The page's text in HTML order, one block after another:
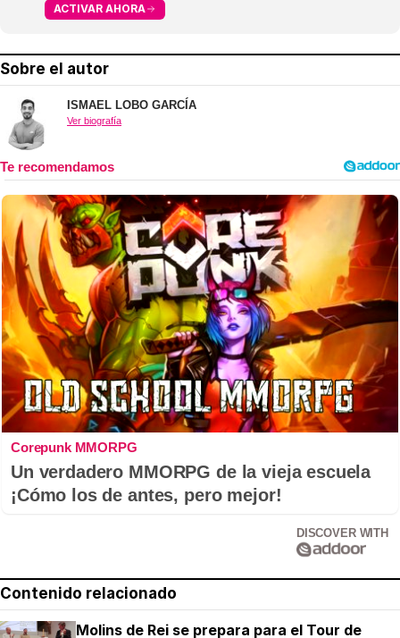
ACTIVAR AHORA
Sobre el autor
ISMAEL LOBO GARCÍA
Ver biografía
Corepunk MMORPG
Un verdadero MMORPG de la vieja escuela
¡Cómo los de antes, pero mejor!
DISCOVER WITH
Contenido relacionado
Molins de Rei se prepara para el Tour de